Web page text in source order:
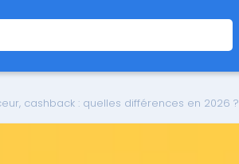
cashback : quelles différences en 2026 ?